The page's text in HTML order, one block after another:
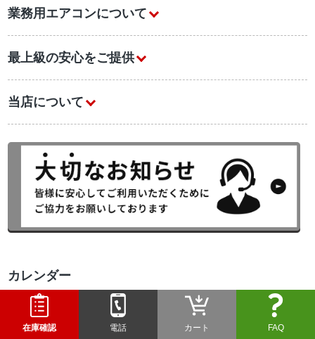
業務用エアコンについて
最上級の安心をご提供
当店について
カレンダー
火 木
在庫確認 電話 カート FAQ